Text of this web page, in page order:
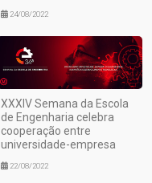
24/08/2022
XXXIV Semana da Escola
de Engenharia celebra
cooperação entre
universidade-empresa
22/08/2022